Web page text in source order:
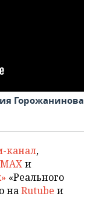
Горожанинова
канал,
и
«Реального
наRutube и